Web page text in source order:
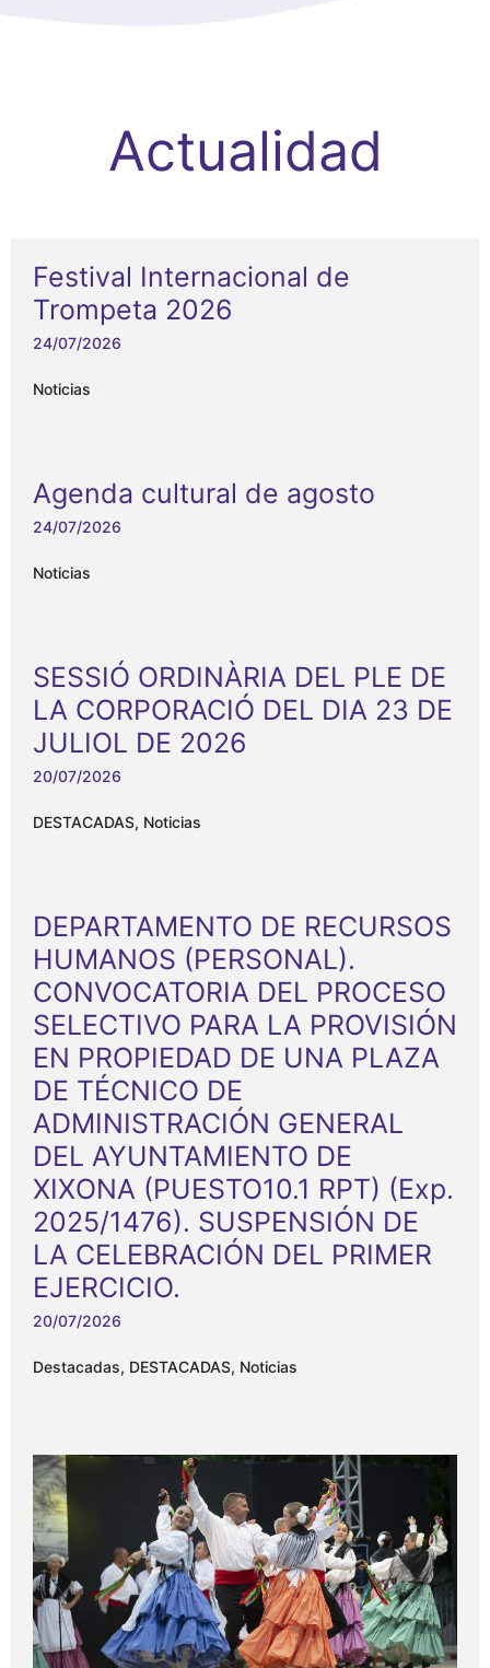
Actualidad
Festival Internacional de
Trompeta 2026
24/07/2026
Noticias
Agenda cultural de agosto
24/07/2026
Noticias
SESSIÓ ORDINÀRIA DEL PLE DE
LA CORPORACIÓ DEL DIA 23 DE
JULIOL DE 2026
20/07/2026
DESTACADAS, Noticias
DEPARTAMENTO DE RECURSOS
HUMANOS (PERSONAL).
CONVOCATORIA DEL PROCESO
SELECTIVO PARA LA PROVISIÓN
EN PROPIEDAD DE UNA PLAZA
DE TÉCNICO DE
ADMINISTRACIÓN GENERAL
DEL AYUNTAMIENTO DE
XIXONA (PUESTO10.1 RPT) (Exp.
2025/1476). SUSPENSIÓN DE
LA CELEBRACIÓN DEL PRIMER
EJERCICIO.
20/07/2026
Destacadas, DESTACADAS, Noticias